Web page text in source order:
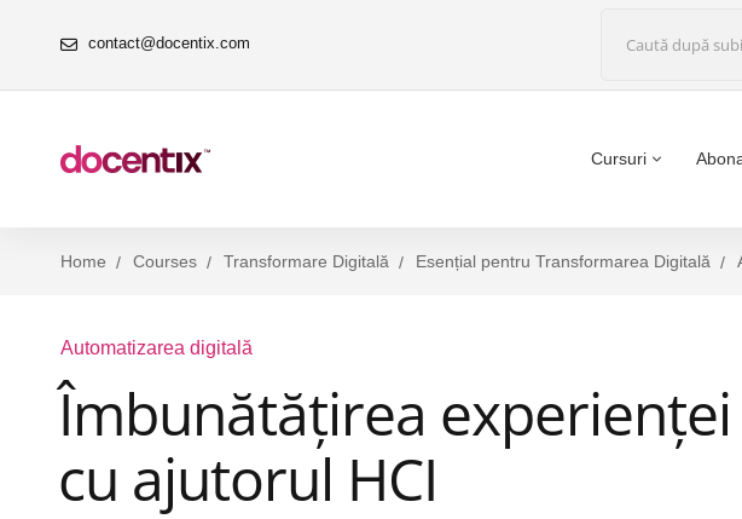
contact@docentix.com
Cursuri
Home Courses Transformare Digitală Esențial pentru Transformarea Digitală
Automatizarea digitală
Îmbunătățirea
cu ajutorul HCI